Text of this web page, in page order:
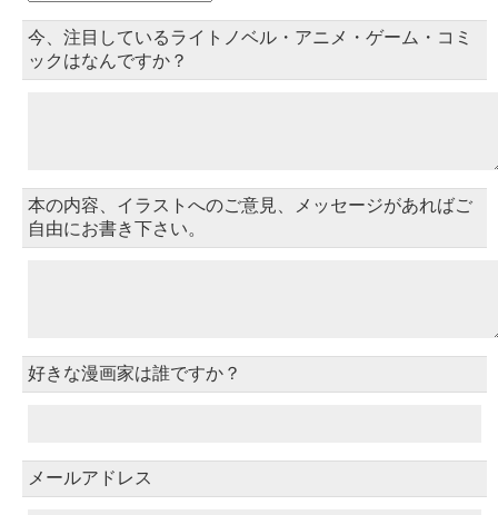
今、注目しているライトノベル・アニメ・ゲーム・コミ
ックはなんですか？
本の内容、イラストへのご意見、メッセージがあればご
自由にお書き下さい。
好きな漫画家は誰ですか？
メールアドレス